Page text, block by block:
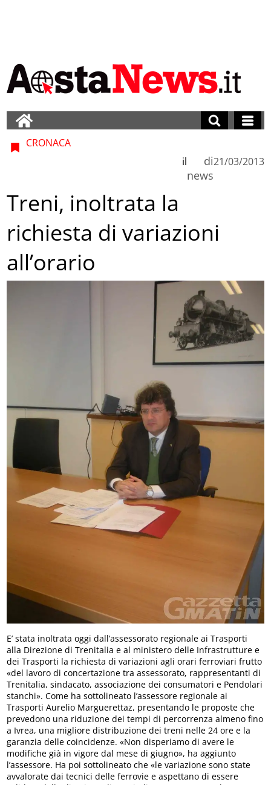
CRONACA
di
news
il 21/03/2013
Treni, inoltrata la
richiesta di variazioni
all’orario
E’ stata inoltrata oggi dall’assessorato regionale ai Trasporti
alla Direzione di Trenitalia e al ministero delle Infrastrutture e
dei Trasporti la richiesta di variazioni agli orari ferroviari frutto
«del lavoro di concertazione tra assessorato, rappresentanti di
Trenitalia, sindacato, associazione dei consumatori e Pendolari
stanchi». Come ha sottolineato l’assessore regionale ai
Trasporti Aurelio Marguerettaz, presentando le proposte che
prevedono una riduzione dei tempi di percorrenza almeno fino
a Ivrea, una migliore distribuzione dei treni nelle 24 ore e la
garanzia delle coincidenze. «Non disperiamo di avere le
modifiche già in vigore dal mese di giugno», ha aggiunto
l’assessore. Ha poi sottolineato che «le variazione sono state
avvalorate dai tecnici delle ferrovie e aspettano di essere